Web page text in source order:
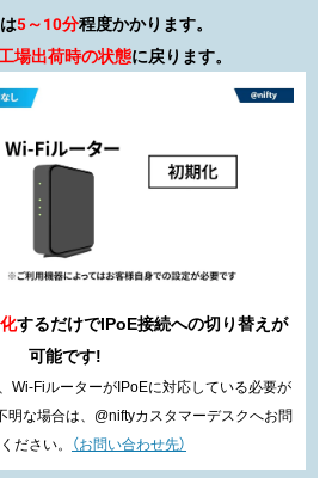
5～10分程度かかります。
場出荷時の状態に戻ります。
するだけでIPoE接続への切り替えが
可能です!
Wi-FiルーターがIPoEに対応している必要が
明な場合は、@niftyカスタマーデスクへお問
ださい。 （お問い合わせ先）